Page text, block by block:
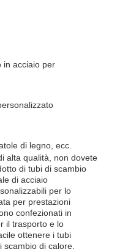
in acciaio per
di legno, ecc.
alta qualità, non dovete
di tubi di scambio
di acciaio
per lo
per prestazioni
confezionati in
il trasporto e lo
ottenere i tubi
di calore.